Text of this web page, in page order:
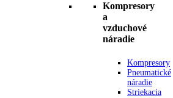
Kompresory
a
vzduchové
náradie
Kompresory
Pneumatické
náradie
Striekacia